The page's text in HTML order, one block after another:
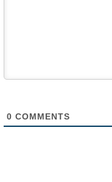
0 COMMENTS